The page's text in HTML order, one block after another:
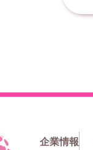
企業情報